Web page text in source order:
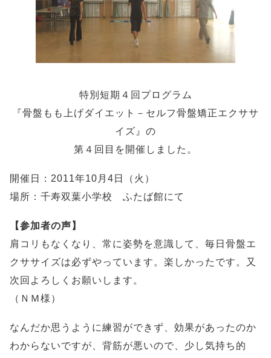
特別短期４回プログラム
『骨盤もも上げダイエット－セルフ骨盤矯正エクササ
イズ』の
第４回目を開催しました。
開催日：2011年10月4日（火）
場所：千寿双葉小学校 ふたば館にて
【参加者の声】
肩コリもなくなり、常に姿勢を意識して、毎日骨盤エ
クササイズは必ずやっています。楽しかったです。又
次回よろしくお願いします。
（ＮＭ様）
なんだか思うように練習ができず、効果があったのか
わからないですが、背筋が悪いので、少し気持ち的